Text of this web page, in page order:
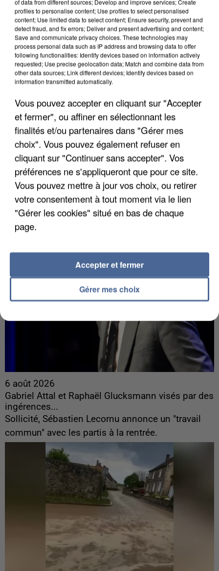
7 août 2026
Un second cadre de la DZ Mafia interpellé en
Algérie
Un cofondateur du réseau avait été interpellé
quelques jours plus tôt.
6 août 2026
Gabriel Attal et Raphaël Glucksmann visés par des
ingérences...
Sollicité, Sébastien Lecornu annonce un "travail
commun" avec les partis à la rentrée.
profiles to personalise content; Use profiles to select personalised
content; Use limited data to select content; Ensure security, prevent and
detect fraud, and fix errors; Deliver and present advertising and content;
Save and communicate privacy choices. These technologies may
process personal data such as IP address and browsing data to offer
following functionalities: Identify devices based on information actively
requested; Use precise geolocation data; Match and combine data from
other data sources; Link different devices; Identify devices based on
information transmitted automatically.
Vous pouvez accepter en cliquant sur "Accepter
et fermer", ou affiner en sélectionnant les
finalités et/ou partenaires dans "Gérer mes
choix". Vous pouvez également refuser en
cliquant sur "Continuer sans accepter". Vos
préférences ne s'appliqueront que pour ce site.
Vous pouvez mettre à jour vos choix, ou retirer
votre consentement à tout moment via le lien
"Gérer les cookies" situé en bas de chaque
page.
Gérer mes choix
Accepter et fermer